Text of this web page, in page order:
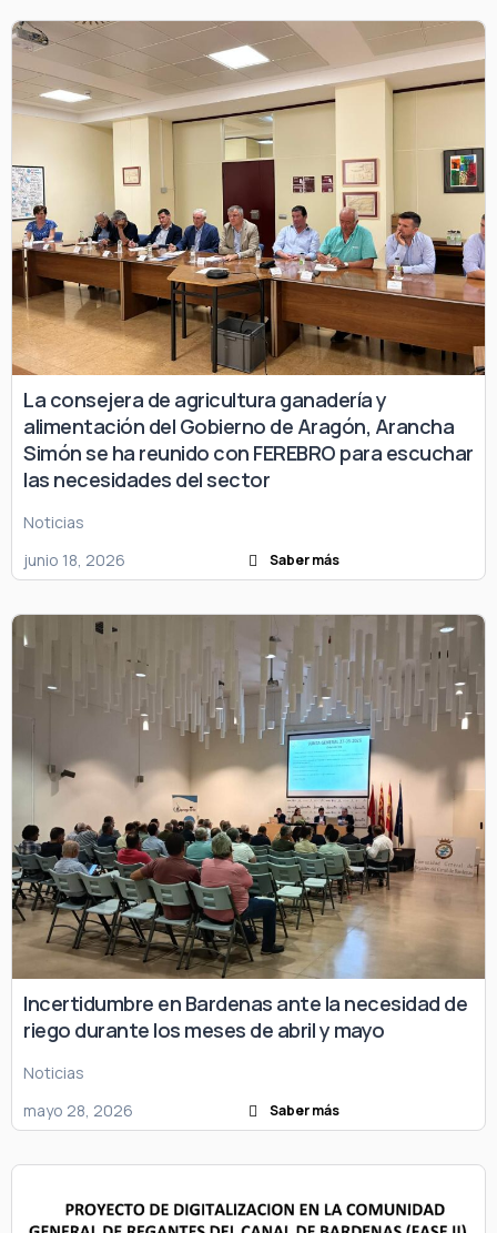
La consejera de agricultura ganadería y
alimentación del Gobierno de Aragón, Arancha
Simón se ha reunido con FEREBRO para escuchar
las necesidades del sector
Noticias
junio 18, 2026
Saber más
Incertidumbre en Bardenas ante la necesidad de
riego durante los meses de abril y mayo
Noticias
mayo 28, 2026
Saber más